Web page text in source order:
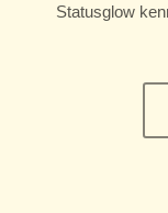
Statusglow